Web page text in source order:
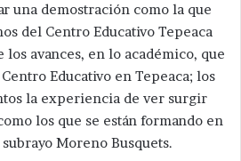
una demostración como la que
del Centro Educativo Tepeaca
avances, en lo académico, que
Educativo en Tepeaca; los
la experiencia de ver surgir
los que se están formando en
subrayo Moreno Busquets.